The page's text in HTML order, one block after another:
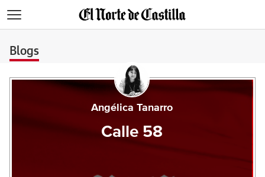
Blogs
Angélica Tanarro
Calle 58